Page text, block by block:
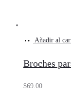
Añadir al
Broches
$69.00